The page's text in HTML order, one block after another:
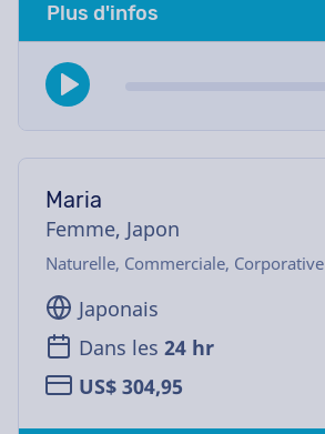
Plus d'infos
Maria
Femme, Japon
Naturelle, Commerciale, Corporative
Japonais
Dans les 24 hr
US$ 304,95